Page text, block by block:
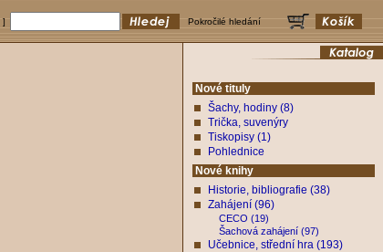
] Pokročilé hledání
Nové tituly
Šachy, hodiny (8)
Trička, suvenýry
Tiskopisy (1)
Pohlednice
Nové knihy
Historie, bibliografie (38)
Zahájení (96)
CECO (19)
Šachová zahájení (97)
Učebnice, střední hra (193)